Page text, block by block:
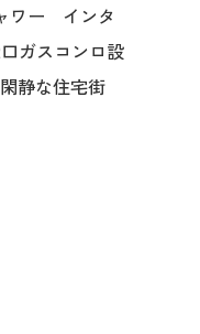
ワー インタ
ガスコンロ設
静な住宅街